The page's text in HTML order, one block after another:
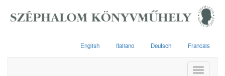
English Italiano Deutsch Francais
Toggle